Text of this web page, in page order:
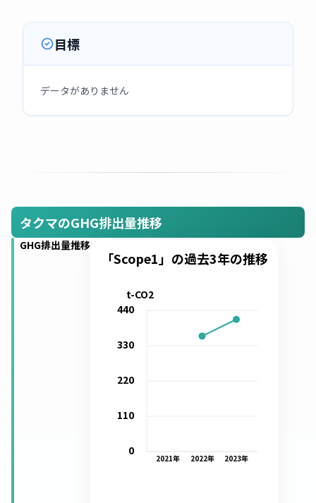
目標
データがありません
タクマのGHG排出量推移
GHG排出量推移
「Scope1」の過去3年の推移
2021年 2022年 2023年
0
110
220
330
440
t-CO2